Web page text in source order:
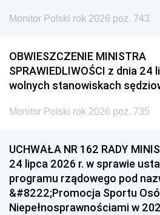
Monitor Polski rok 2026 poz. 743
OBWIESZCZENIE MINISTRA
SPRAWIEDLIWOŚCI z dnia 24
wolnych stanowiskach
Monitor Polski rok 2026 poz. 735
UCHWAŁA NR 162 RADY
24 lipca 2026 r. w sprawie
programu rządowego pod
&#8222;Promocja Sportu
Niepełnosprawnościami w